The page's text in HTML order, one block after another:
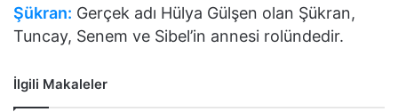
Şükran: Gerçek adı Hülya Gülşen olan Şükran,
Tuncay, Senem ve Sibel’in annesi rolündedir.
İlgili Makaleler